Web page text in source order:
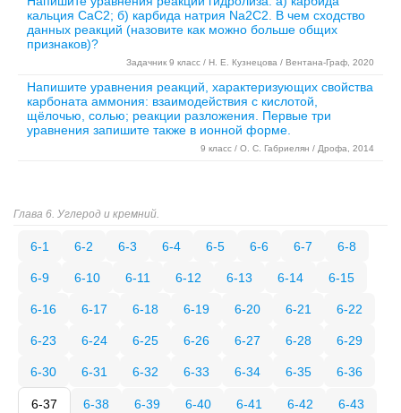
кальция CaC2; б) карбида натрия Na2C2. В чем сходство
данных реакций (назовите как можно больше общих
признаков)?
Задачник 9 класс / Н. Е. Кузнецова / Вентана-Граф, 2020
Напишите уравнения реакций, характеризующих свойства
карбоната аммония: взаимодействия с кислотой,
щёлочью, солью; реакции разложения. Первые три
уравнения запишите также в ионной форме.
9 класс / О. С. Габриелян / Дрофа, 2014
Глава 6. Углерод и кремний.
6-1 6-2 6-3 6-4 6-5 6-6 6-7 6-8
6-9 6-10 6-11 6-12 6-13 6-14 6-15
6-16 6-17 6-18 6-19 6-20 6-21 6-22
6-23 6-24 6-25 6-26 6-27 6-28 6-29
6-30 6-31 6-32 6-33 6-34 6-35 6-36
6-37 6-38 6-39 6-40 6-41 6-42 6-43